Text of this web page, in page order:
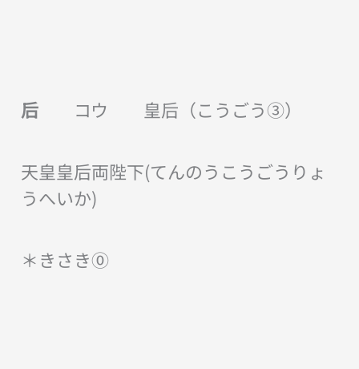
后コウ 皇后（こうごう③）
天皇皇后両陛下(てんのうこうごうりょ
うへいか)
＊きさき⓪